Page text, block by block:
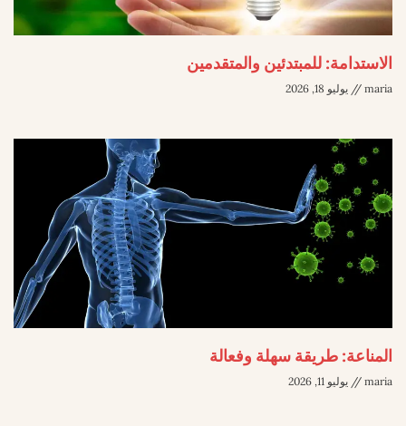
الاستدامة: للمبتدئين والمتقدمين
maria يوليو 18, 2026
المناعة: طريقة سهلة وفعالة
maria يوليو 11, 2026